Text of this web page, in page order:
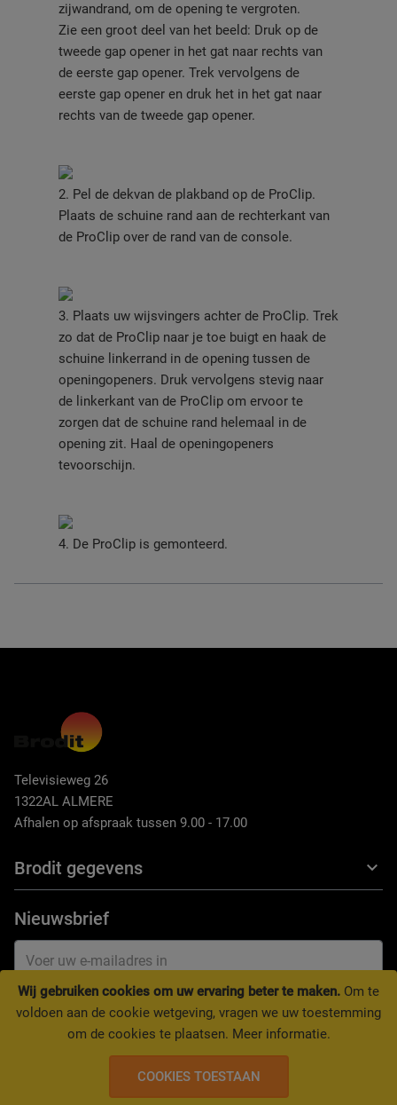
Wij gebruiken cookies om uw ervaring beter te maken. Om te
voldoen aan de cookie wetgeving, vragen we uw toestemming
om de cookies te plaatsen. Meer informatie.
COOKIES TOESTAAN
zijwandrand, om de opening te vergroten.
Zie een groot deel van het beeld: Druk op de
tweede gap opener in het gat naar rechts van
de eerste gap opener. Trek vervolgens de
eerste gap opener en druk het in het gat naar
rechts van de tweede gap opener.
2. Pel de dekvan de plakband op de ProClip.
Plaats de schuine rand aan de rechterkant van
de ProClip over de rand van de console.
3. Plaats uw wijsvingers achter de ProClip. Trek
zo dat de ProClip naar je toe buigt en haak de
schuine linkerrand in de opening tussen de
openingopeners. Druk vervolgens stevig naar
de linkerkant van de ProClip om ervoor te
zorgen dat de schuine rand helemaal in de
opening zit. Haal de openingopeners
tevoorschijn.
4. De ProClip is gemonteerd.
Televisieweg 26
1322AL ALMERE
Afhalen op afspraak tussen 9.00 - 17.00
Brodit gegevens
Nieuwsbrief
INSCHRIJVEN